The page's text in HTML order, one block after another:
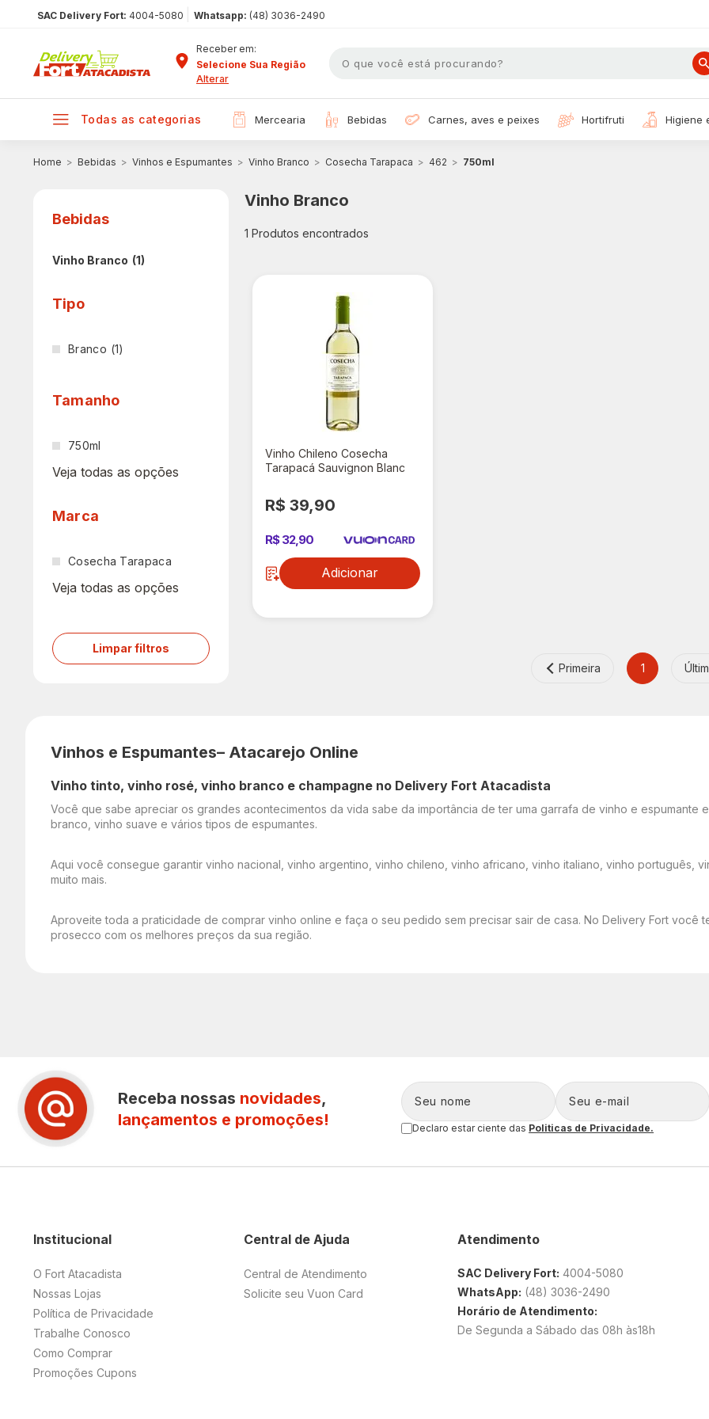
SAC Delivery Fort: 4004-5080 Whatsapp: (48) 3036-2490
Receber em:
Selecione Sua Região
Alterar
todas as categorias mercearia bebidas carnes, aves e peixes hortifruti
Bebidas Vinhos e Espumantes Vinho Branco Cosecha Tarapaca 462 750ml
Bebidas
Vinho Branco (1)
Marca
Cosecha Tarapaca
Veja todas as opções
Tipo
Branco (1)
Tamanho
750ml
Veja todas as opções
Limpar filtros
Vinho Branco
1 Produtos encontrados
Vinho Chileno Cosecha
Tarapacá Sauvignon Blanc
R$ 39,90
R$ 32,90
Adicionar
Primeira 1
Vinhos e Espumantes– Atacarejo Online
Vinho tinto, vinho rosé, vinho branco e champagne no Delivery Fort Atacadista
Você que sabe apreciar os grandes acontecimentos da vida sabe da importância de ter uma garrafa de vinho e espumante
branco, vinho suave e vários tipos de espumantes.
Aqui você consegue garantir vinho nacional, vinho argentino, vinho chileno, vinho africano, vinho italiano, vinho português,
muito mais.
Aproveite toda a praticidade de comprar vinho online e faça o seu pedido sem precisar sair de casa. No Delivery Fort você
prosecco com os melhores preços da sua região.
Receba nossas novidades,
lançamentos e promoções!
Declaro estar ciente das Politicas de Privacidade.
Central de Ajuda
Central de Atendimento
Solicite seu Vuon Card
Institucional
O Fort Atacadista
Nossas Lojas
Política de Privacidade
Trabalhe Conosco
Como Comprar
Promoções Cupons
Atendimento
SAC Delivery Fort: 4004-5080
WhatsApp: (48) 3036-2490
Horário de Atendimento:
De Segunda a Sábado das 08h às18h